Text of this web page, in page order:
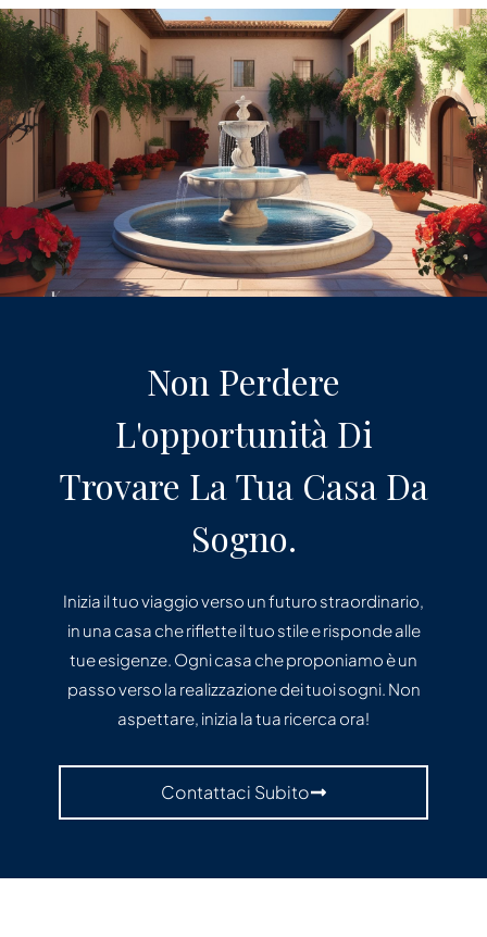
Non Perdere
L'opportunità Di
Trovare La Tua Casa Da
Sogno.
Inizia il tuo viaggio verso un futuro straordinario,
in una casa che riflette il tuo stile e risponde alle
tue esigenze. Ogni casa che proponiamo è un
passo verso la realizzazione dei tuoi sogni. Non
aspettare, inizia la tua ricerca ora!
Contattaci Subito